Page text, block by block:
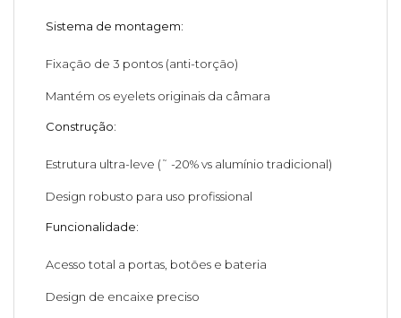
Sistema de montagem:
Fixação de 3 pontos (anti-torção)
Mantém os eyelets originais da câmara
Construção:
Estrutura ultra-leve (˜ -20% vs alumínio tradicional)
Design robusto para uso profissional
Funcionalidade:
Acesso total a portas, botões e bateria
Design de encaixe preciso